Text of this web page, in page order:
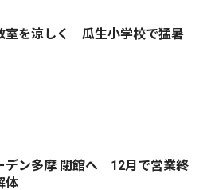
室を涼しく 瓜生小学校で猛暑
デン多摩 閉館へ 12月で営業終
体